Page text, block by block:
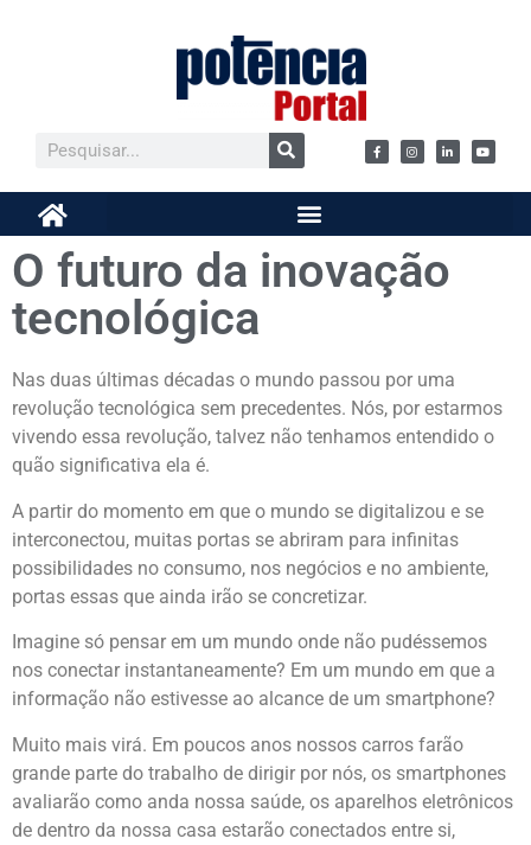
O futuro da inovação
tecnológica
Nas duas últimas décadas o mundo passou por uma
revolução tecnológica sem precedentes. Nós, por estarmos
vivendo essa revolução, talvez não tenhamos entendido o
quão significativa ela é.
A partir do momento em que o mundo se digitalizou e se
interconectou, muitas portas se abriram para infinitas
possibilidades no consumo, nos negócios e no ambiente,
portas essas que ainda irão se concretizar.
Imagine só pensar em um mundo onde não pudéssemos
nos conectar instantaneamente? Em um mundo em que a
informação não estivesse ao alcance de um smartphone?
Muito mais virá. Em poucos anos nossos carros farão
grande parte do trabalho de dirigir por nós, os smartphones
avaliarão como anda nossa saúde, os aparelhos eletrônicos
de dentro da nossa casa estarão conectados entre si,